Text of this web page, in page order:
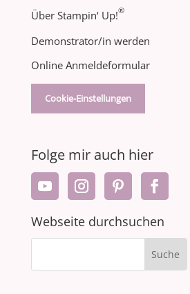
Über Stampin‘ Up!®
Demonstrator/in werden
Online Anmeldeformular
Cookie-Einstellungen
Folge mir auch hier
Webseite durchsuchen